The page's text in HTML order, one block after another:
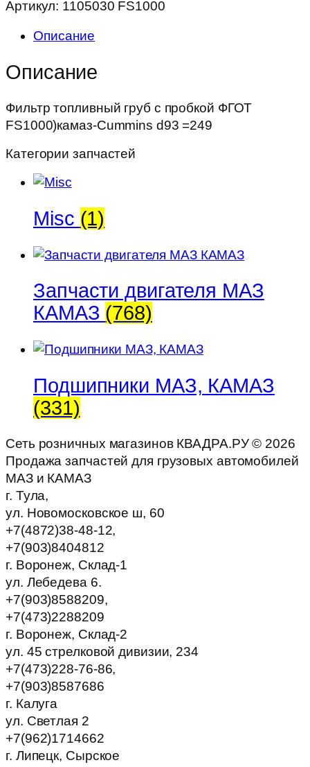
Фильтр
груб
пробкой
FS1000)камаз-
Cummins
=249
Артикул: 1105030 FS1000
Описание
Описание
Фильтр топливный груб с пробкой ФГОТ
FS1000)камаз-Cummins d93 =249
Категории запчастей
Misc (1)
Запчасти двигателя МАЗ
КАМАЗ (768)
Подшипники МАЗ, КАМАЗ
(331)
Сеть розничных магазинов КВАДРА.РУ © 2026
Продажа запчастей для грузовых автомобилей
МАЗ и КАМАЗ
г. Тула,
ул. Новомосковское ш, 60
+7(4872)38-48-12,
+7(903)8404812
г. Воронеж, Склад-1
ул. Лебедева 6.
+7(903)8588209,
+7(473)2288209
г. Воронеж, Склад-2
ул. 45 стрелковой дивизии, 234
+7(473)228-76-86,
+7(903)8587686
г. Калуга
ул. Светлая 2
+7(962)1714662
г. Липецк, Сырское